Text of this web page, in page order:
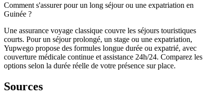
Comment s'assurer pour un long séjour ou une expatriation en
Guinée ?
Une assurance voyage classique couvre les séjours touristiques
courts. Pour un séjour prolongé, un stage ou une expatriation,
Yupwego propose des formules longue durée ou expatrié, avec
couverture médicale continue et assistance 24h/24. Comparez les
options selon la durée réelle de votre présence sur place.
Sources